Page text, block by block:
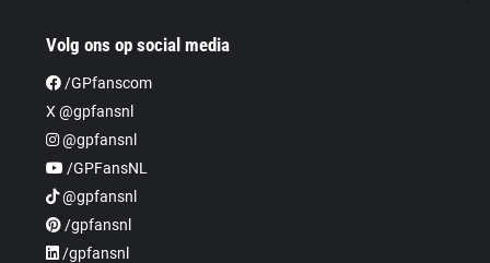
Volg ons op social media
/GPfanscom
X @gpfansnl
@gpfansnl
/GPFansNL
@gpfansnl
/gpfansnl
/gpfansnl